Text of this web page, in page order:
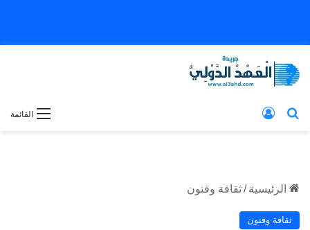
القائمة بحث عن
الرئيسية /ثقافة وفنون
ثقافة وفنون